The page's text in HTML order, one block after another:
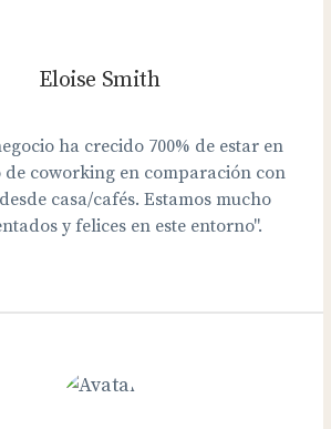
Eloise Smith
ha crecido 700% de estar en
de coworking en comparación con
casa/cafés. Estamos mucho
y felices en este entorno".